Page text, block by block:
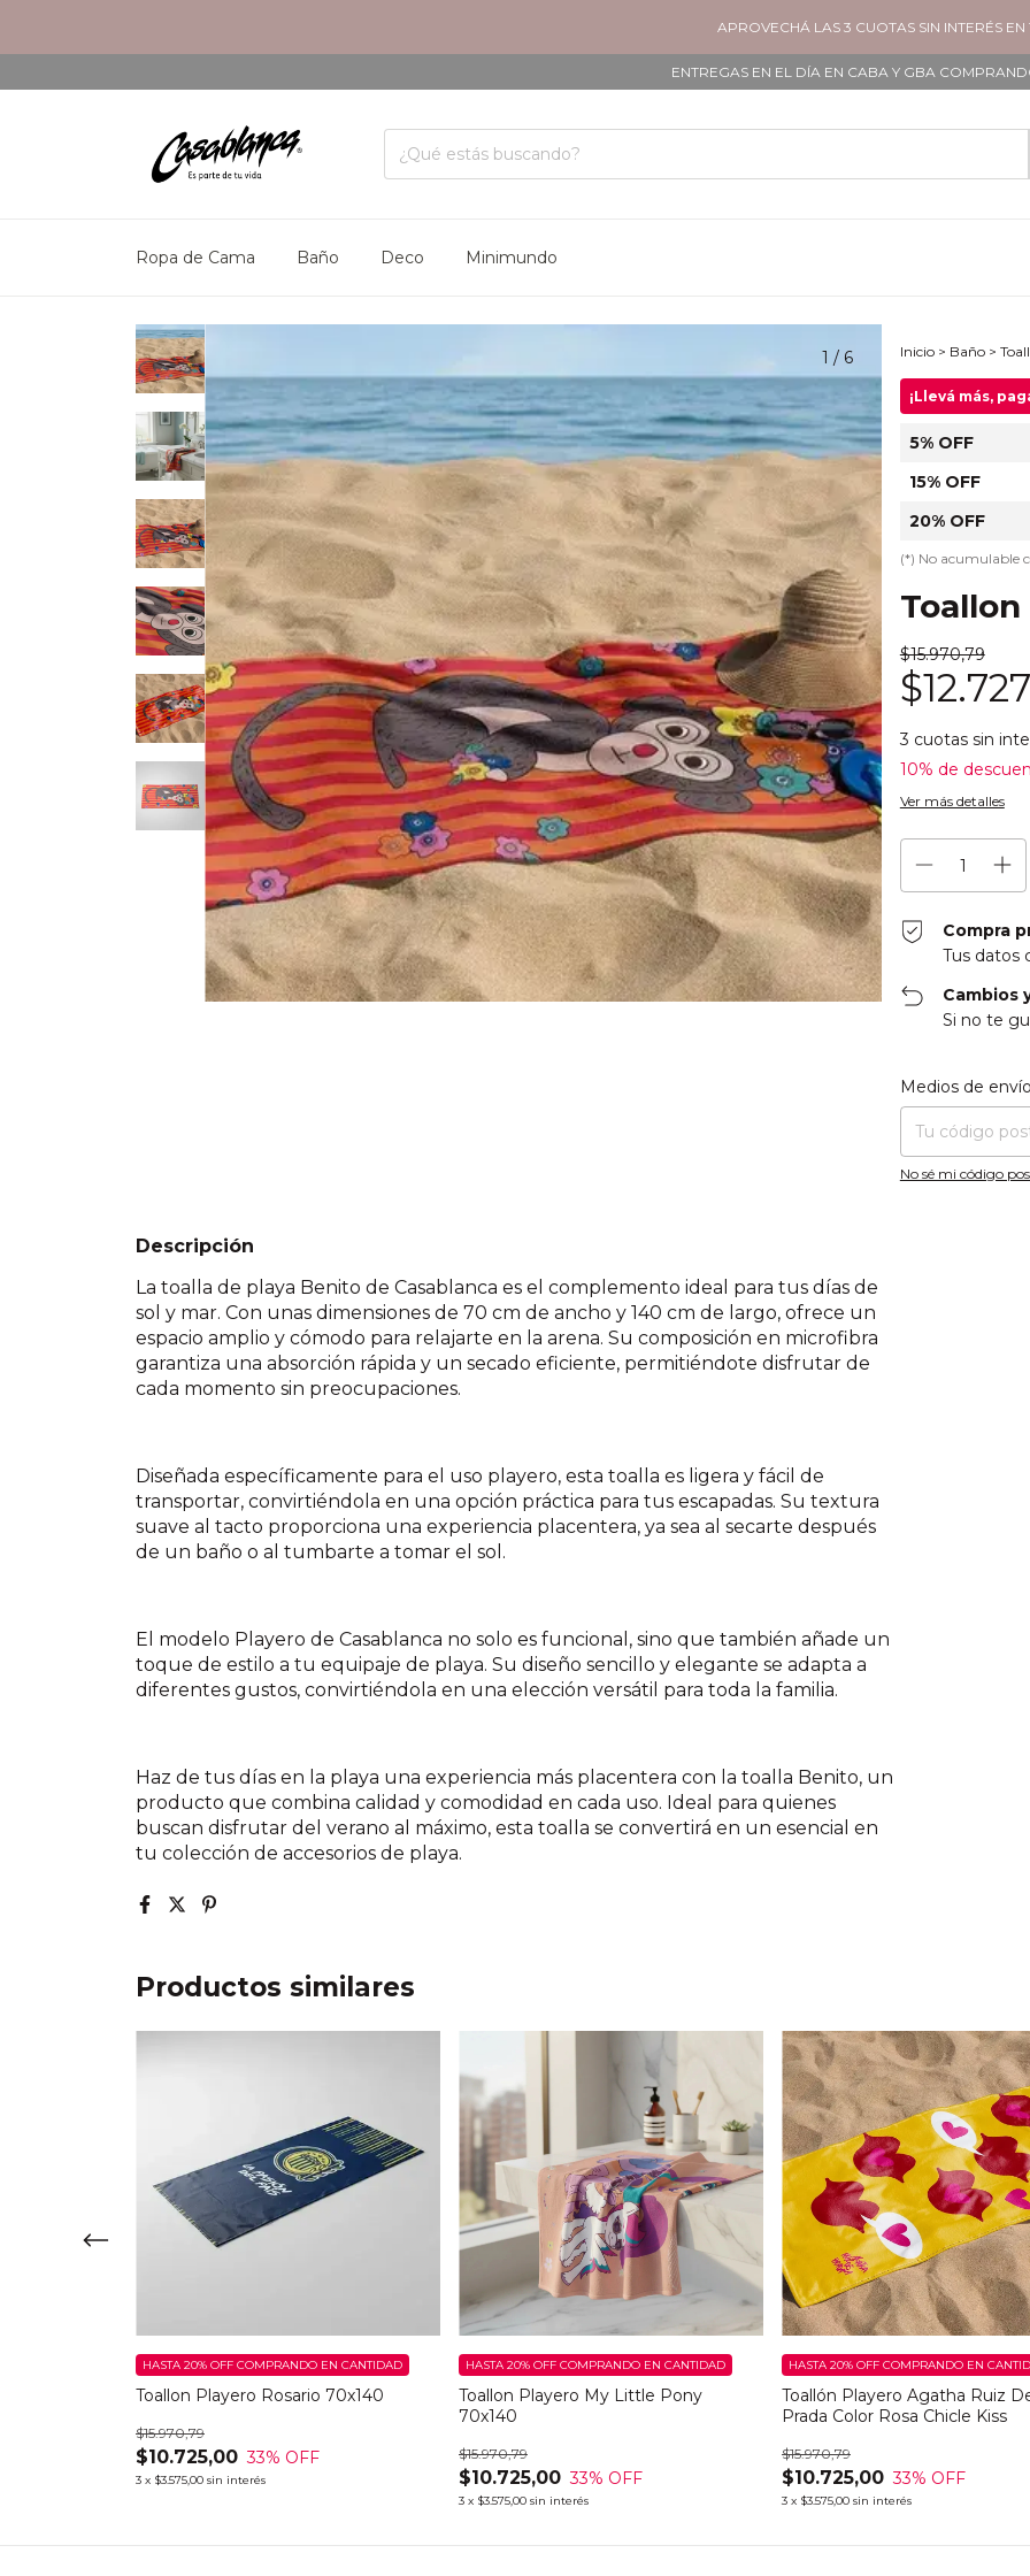
APROVECHÁ LAS 3 CUOTAS SIN INTERÉS EN TODOS
ENTREGAS EN EL DÍA EN CABA Y GBA COMPRANDO ANTES
Ropa de Cama Baño Deco Minimundo
1 / 6 Inicio > Baño >
¡Llevá más,
5% OFF
15% OFF
20% OFF
(*) No acumulable
$15.970,79
3 cuotas sin
10% de
Ver más detalles
Compra
Tus datos
Cambios
Si no te
Entregas para el CP:
Medios de envío
No sé mi código
Descripción
La toalla de playa Benito de Casablanca es el complemento ideal para tus días de
sol y mar. Con unas dimensiones de 70 cm de ancho y 140 cm de largo, ofrece un
espacio amplio y cómodo para relajarte en la arena. Su composición en microfibra
garantiza una absorción rápida y un secado eficiente, permitiéndote disfrutar de
cada momento sin preocupaciones.
Diseñada específicamente para el uso playero, esta toalla es ligera y fácil de
transportar, convirtiéndola en una opción práctica para tus escapadas. Su textura
suave al tacto proporciona una experiencia placentera, ya sea al secarte después
de un baño o al tumbarte a tomar el sol.
El modelo Playero de Casablanca no solo es funcional, sino que también añade un
toque de estilo a tu equipaje de playa. Su diseño sencillo y elegante se adapta a
diferentes gustos, convirtiéndola en una elección versátil para toda la familia.
Haz de tus días en la playa una experiencia más placentera con la toalla Benito, un
producto que combina calidad y comodidad en cada uso. Ideal para quienes
buscan disfrutar del verano al máximo, esta toalla se convertirá en un esencial en
tu colección de accesorios de playa.
Productos similares
Toallon Playero Rosario 70x140
$10.725,00
$15.970,79
33% OFF
3 x $3.575,00 sin interés
HASTA 20% OFF COMPRANDO EN CANTIDAD
Toallon Playero My Little Pony
70x140
$10.725,00
$15.970,79
33% OFF
3 x $3.575,00 sin interés
HASTA 20% OFF COMPRANDO EN CANTIDAD
Toallón Playero Agatha Ruiz
Prada Color Rosa Chicle Kiss
$10.725,00
$15.970,79
33% OFF
3 x $3.575,00 sin interés
HASTA 20% OFF COMPRANDO EN